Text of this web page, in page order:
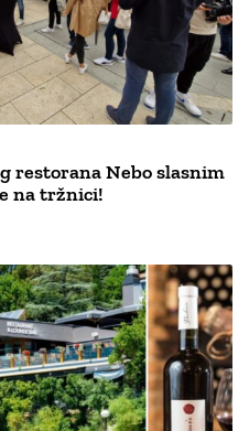
restorana Nebo slasnim
na tržnici!